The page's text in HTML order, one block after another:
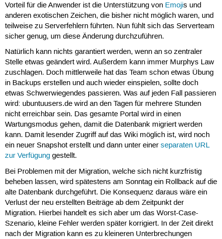
Vorteil für die Anwender ist die Unterstützung von Emojis und
anderen exotischen Zeichen, die bisher nicht möglich waren, und
teilweise zu Serverfehlern führten. Nun fühlt sich das Serverteam
sicher genug, um diese Änderung durchzuführen.
Natürlich kann nichts garantiert werden, wenn an so zentraler
Stelle etwas geändert wird. Außerdem kann immer Murphys Law
zuschlagen. Doch mittlerweile hat das Team schon etwas Übung
in Backups erstellen und auch wieder einspielen, sollte doch
etwas Schwerwiegendes passieren. Was auf jeden Fall passieren
wird: ubuntuusers.de wird an den Tagen für mehrere Stunden
nicht erreichbar sein. Das gesamte Portal wird in einen
Wartungsmodus gehen, damit die Datenbank migriert werden
kann. Damit lesender Zugriff auf das Wiki möglich ist, wird noch
ein neuer Snapshot erstellt und dann unter einer separaten URL
zur Verfügunggestellt.
Bei Problemen mit der Migration, welche sich nicht kurzfristig
beheben lassen, wird spätestens am Sonntag ein Rollback auf die
alte Datenbank durchgeführt. Die Konsequenz daraus wäre ein
Verlust der neu erstellten Beiträge ab dem Zeitpunkt der
Migration. Hierbei handelt es sich aber um das Worst-Case-
Szenario, kleine Fehler werden später korrigiert. In der Zeit direkt
nach der Migration kann es zu kleineren Unterbrechungen